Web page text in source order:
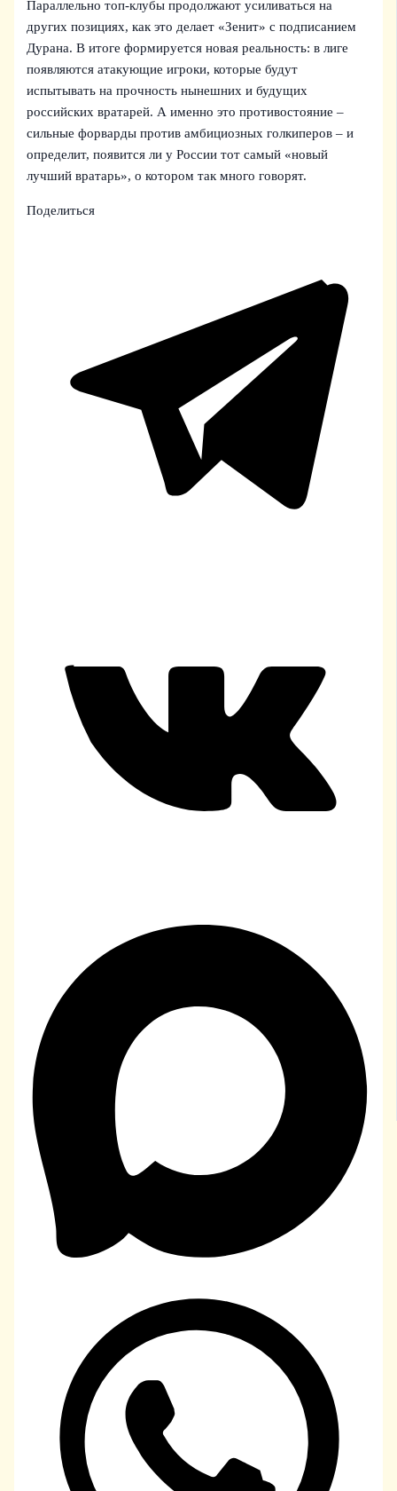
Параллельно топ‑клубы продолжают усиливаться на
других позициях, как это делает «Зенит» с подписанием
Дуранa. В итоге формируется новая реальность: в лиге
появляются атакующие игроки, которые будут
испытывать на прочность нынешних и будущих
российских вратарей. А именно это противостояние –
сильные форварды против амбициозных голкиперов – и
определит, появится ли у России тот самый «новый
лучший вратарь», о котором так много говорят.
Поделиться